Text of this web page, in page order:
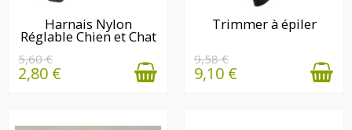
EN STOCK
Harnais Nylon
Réglable Chien et Chat
5,60 €
2,80 €
EN STOCK
Trimmer à épiler
9,58 €
9,10 €